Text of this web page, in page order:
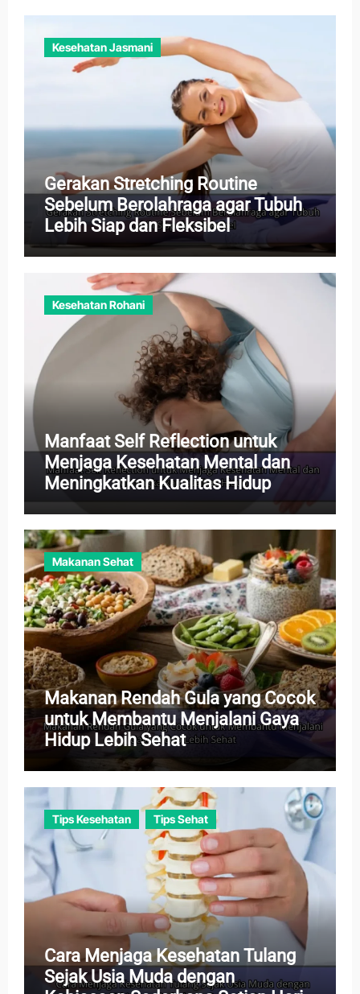
Kesehatan Jasmani
Gerakan Stretching Routine
Sebelum Berolahraga agar Tubuh
Lebih Siap dan Fleksibel
Kesehatan Rohani
Manfaat Self Reflection untuk
Menjaga Kesehatan Mental dan
Meningkatkan Kualitas Hidup
Makanan Sehat
Makanan Rendah Gula yang Cocok
untuk Membantu Menjalani Gaya
Hidup Lebih Sehat
Tips Kesehatan Tips Sehat
Cara Menjaga Kesehatan Tulang
Sejak Usia Muda dengan